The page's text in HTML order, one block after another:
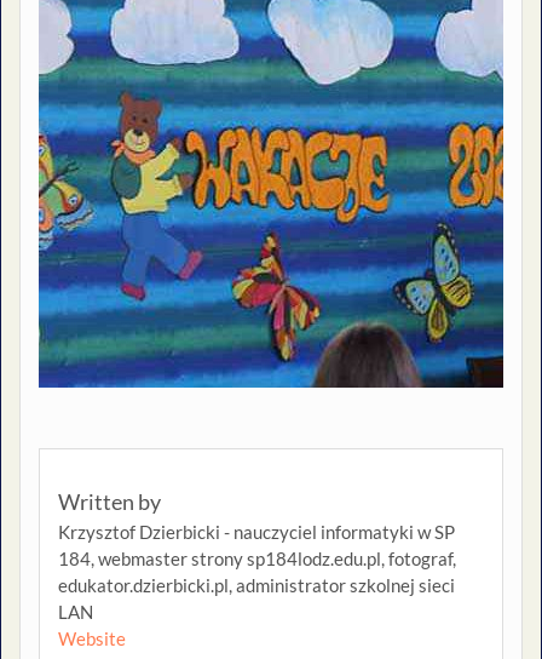
Written by
Krzysztof Dzierbicki - nauczyciel informatyki w SP
184, webmaster strony sp184lodz.edu.pl, fotograf,
edukator.dzierbicki.pl, administrator szkolnej sieci
LAN
Website